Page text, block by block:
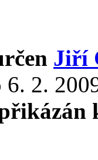
Jiří
2.